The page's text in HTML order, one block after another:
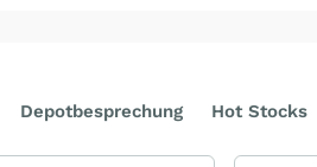
Depotbesprechung Hot Stocks